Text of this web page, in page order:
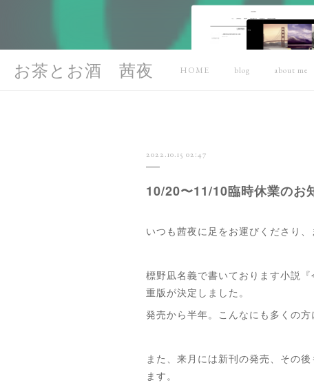
お茶とお酒 茜夜 HOME blog about me
2022.10.15 02:47
10/20〜11/10臨時休業のお
いつも茜夜に足をお運びくださり
標野凪名義で書いております小説
重版が決定しました。
発売から半年。こんなにも多くの
また、来月には新刊の発売、その
ます。